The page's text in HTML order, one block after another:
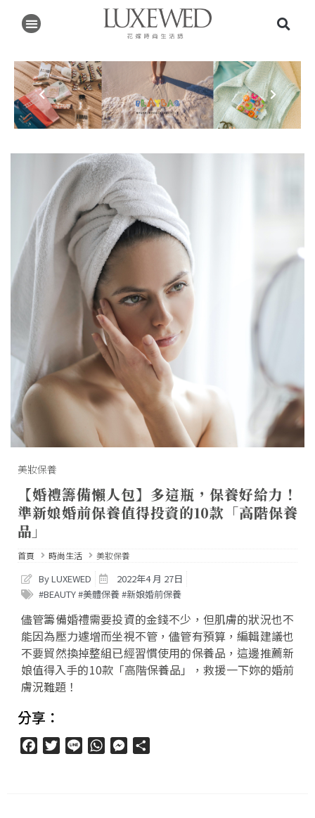
美妝保養
【婚禮籌備懶人包】多這瓶，保養好給力！
準新娘婚前保養值得投資的10款「高階保養
品」
首頁 時尚生活 美妝保養
By LUXEWED
2022年4 月 27日
#BEAUTY #美體保養 #新娘婚前保養
儘管籌備婚禮需要投資的金錢不少，但肌膚的狀況也不
能因為壓力遽增而坐視不管，儘管有預算，編輯建議也
不要貿然換掉整組已經習慣使用的保養品，這邊推薦新
娘值得入手的10款「高階保養品」，救援一下妳的婚前
膚況難題！
分享：
FacebookTwitter
Line WhatsAppMessenger